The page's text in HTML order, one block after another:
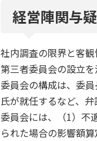
経営陣関与
社内調査の限界と客
第三者委員会の設立を
委員会の構成は、委
氏が就任するなど、
委員会には、（1）不
られた場合の影響額